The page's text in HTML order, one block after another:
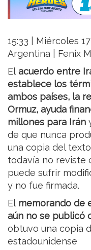
15:33 | Miércoles
Argentina | Fenix
El acuerdo entre
establece los
ambos países, la
Ormuz, ayuda
millones para Irán
de que nunca
una copia del
todavía no reviste
puede sufrir
y no fue firmada.
El memorando de
aún no se publicó
obtuvo una copia
estadounidense